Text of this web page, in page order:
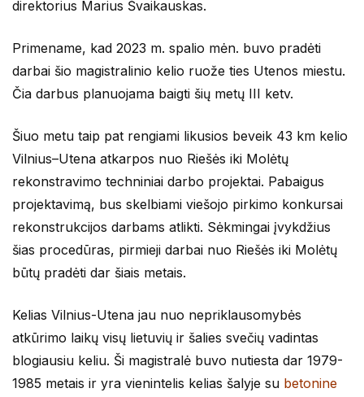
direktorius Marius Švaikauskas.
Primename, kad 2023 m. spalio mėn. buvo pradėti
darbai šio magistralinio kelio ruože ties Utenos miestu.
Čia darbus planuojama baigti šių metų III ketv.
Šiuo metu taip pat rengiami likusios beveik 43 km kelio
Vilnius–Utena atkarpos nuo Riešės iki Molėtų
rekonstravimo techniniai darbo projektai. Pabaigus
projektavimą, bus skelbiami viešojo pirkimo konkursai
rekonstrukcijos darbams atlikti. Sėkmingai įvykdžius
šias procedūras, pirmieji darbai nuo Riešės iki Molėtų
būtų pradėti dar šiais metais.
Kelias Vilnius-Utena jau nuo nepriklausomybės
atkūrimo laikų visų lietuvių ir šalies svečių vadintas
blogiausiu keliu. Ši magistralė buvo nutiesta dar 1979-
1985 metais ir yra vienintelis kelias šalyje su betonine